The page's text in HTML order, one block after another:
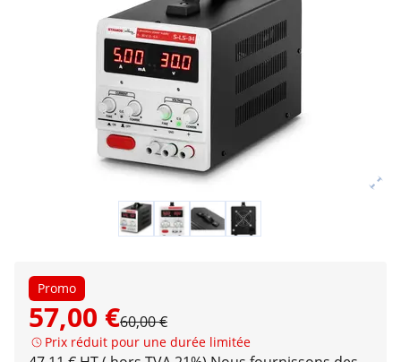
Promo
57,00 €60,00 €
Prix réduit pour une durée limitée